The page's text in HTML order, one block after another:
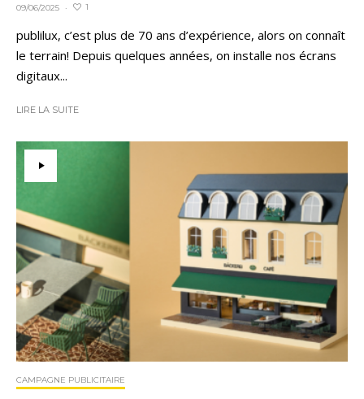
09/06/2025 · 1
publilux, c’est plus de 70 ans d’expérience, alors on connaît
le terrain! Depuis quelques années, on installe nos écrans
digitaux...
LIRE LA SUITE
CAMPAGNE PUBLICITAIRE